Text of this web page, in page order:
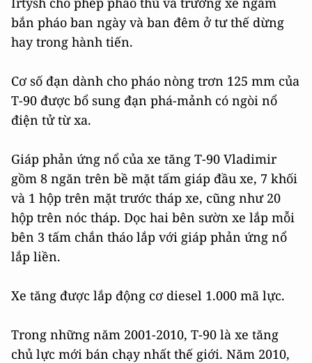
bắn pháo ban ngày và ban đêm ở tư thế dừng
hay trong hành tiến.
Cơ số đạn dành cho pháo nòng trơn 125 mm của
Т-90 được bổ sung đạn phá-mảnh có ngòi nổ
điện tử từ xa.
Giáp phản ứng nổ của xe tăng T-90 Vladimir
gồm 8 ngăn trên bề mặt tấm giáp đầu xe, 7 khối
và 1 hộp trên mặt trước tháp xe, cũng như 20
hộp trên nóc tháp. Dọc hai bên sườn xe lắp mỗi
bên 3 tấm chắn tháo lắp với giáp phản ứng nổ
lắp liền.
Xe tăng được lắp động cơ diesel 1.000 mã lực.
Trong những năm 2001-2010, Т-90 là xe tăng
chủ lực mới bán chạy nhất thế giới. Năm 2010,